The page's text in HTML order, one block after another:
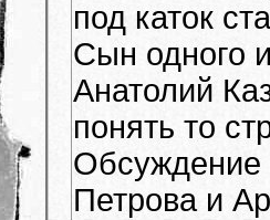
под каток
Сын одного
Анатолий
понять то
Обсуждение
Петрова и